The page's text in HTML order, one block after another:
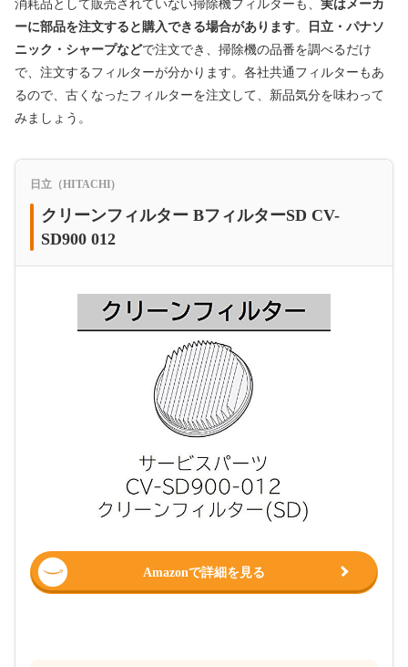
消耗品として販売されていない掃除機フィルターも、 実はメーカ
ーに部品を注文すると購入できる場合があります。
日立・パナソ
ニック・シャープなどで注文でき、掃除機の品番を調べるだけ
で、注文するフィルターが分かります。各社共通フィルターもあ
るので、古くなったフィルターを注文して、新品気分を味わって
みましょう。
日立（HITACHI)
クリーンフィルター BフィルターSD CV-
SD900 012
Amazonで詳細を見る